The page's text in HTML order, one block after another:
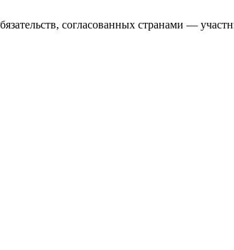
согласованных странами —